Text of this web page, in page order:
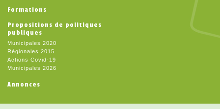
Formations
Propositions de politiques
publiques
Municipales 2020
Régionales 2015
Actions Covid-19
Municipales 2026
Annonces